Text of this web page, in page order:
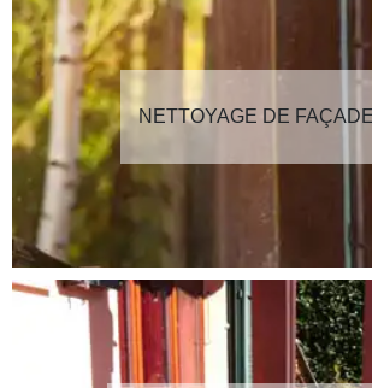
NETTOYAGE DE